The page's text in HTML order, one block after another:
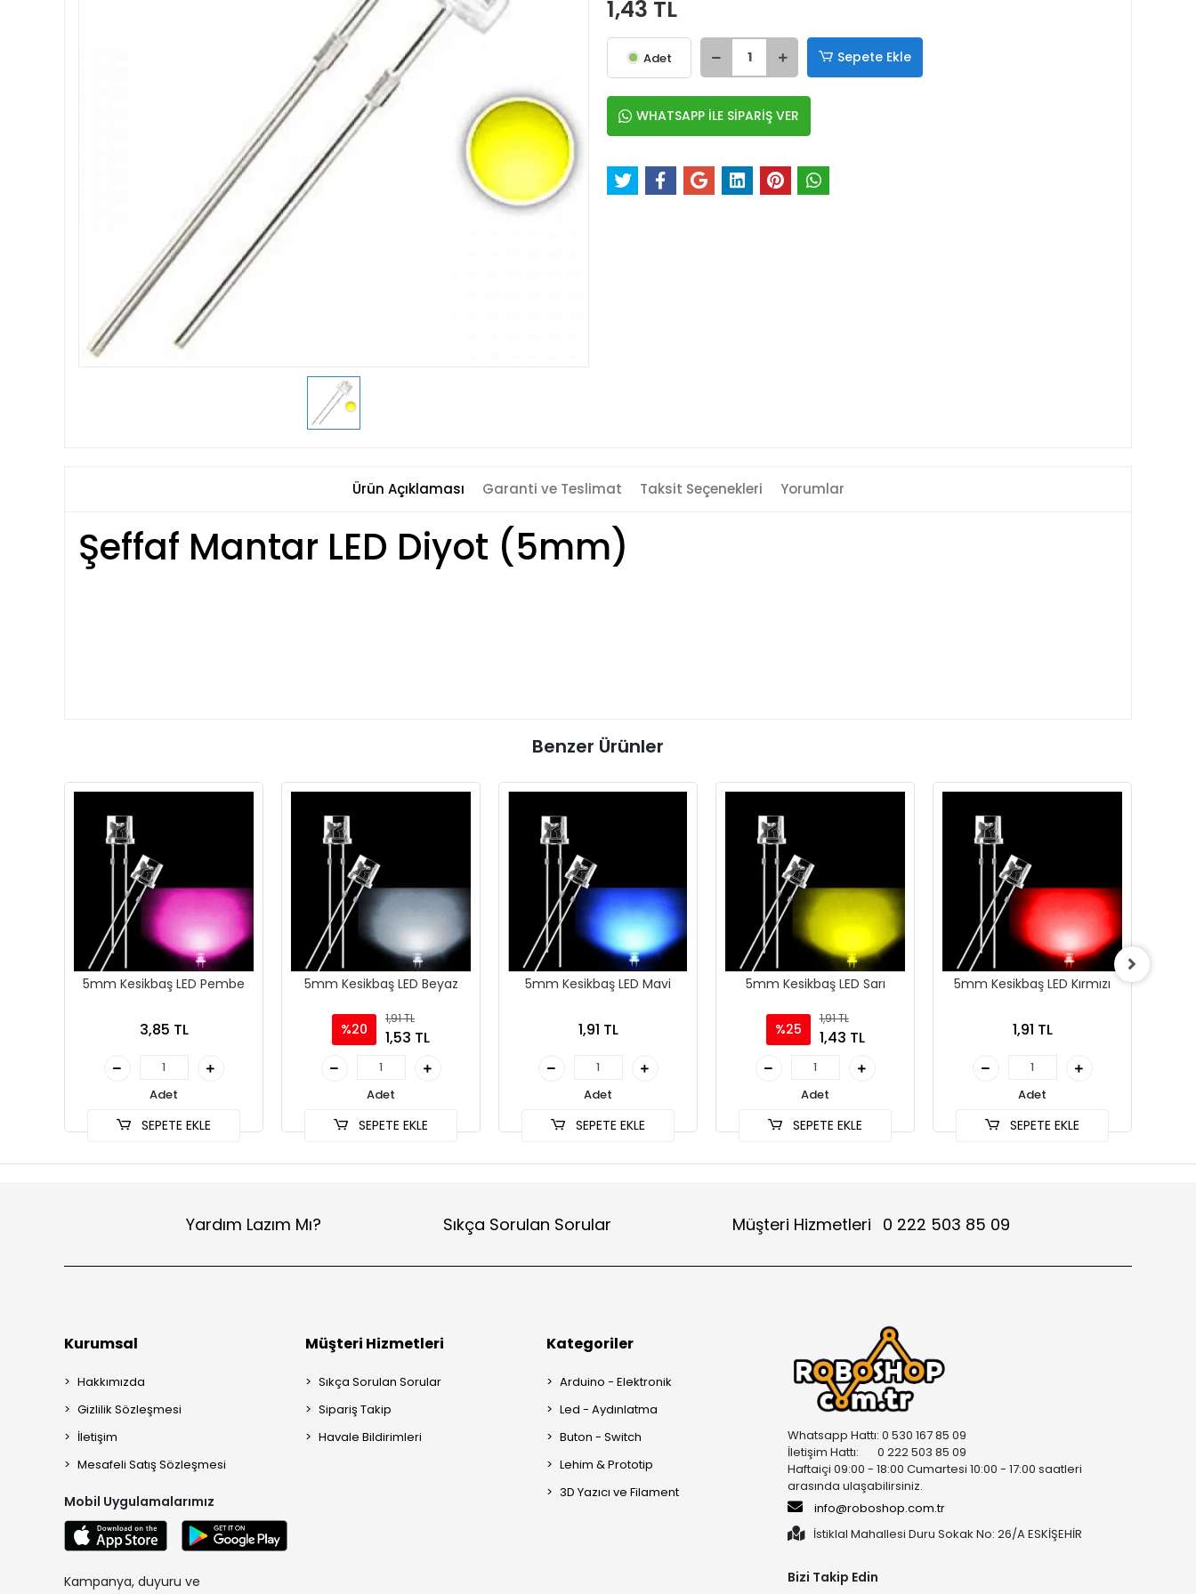
1,43 TL
Adet Sepete Ekle
WHATSAPP İLE SİPARİŞ VER
Ürün Açıklaması Garanti ve Teslimat Taksit Seçenekleri Yorumlar
Şeffaf Mantar LED Diyot (5mm)
Benzer Ürünler
5mm Kesikbaş LED Pembe
3,85 TL
Adet
SEPETE EKLE
5mm Kesikbaş LED Beyaz
%20
1,91 TL
1,53 TL
Adet
SEPETE EKLE
5mm Kesikbaş LED Mavi
1,91 TL
Adet
SEPETE EKLE
5mm Kesikbaş LED Sarı
%25
1,91 TL
1,43 TL
Adet
SEPETE EKLE
5mm Kesikbaş LED Kırmızı
1,91 TL
Adet
SEPETE EKLE
Yardım Lazım Mı? Sıkça Sorulan Sorular Müşteri Hizmetleri 0 222 503 85 09
Kurumsal
Hakkımızda
Gizlilik Sözleşmesi
İletişim
Mesafeli Satış Sözleşmesi
Mobil Uygulamalarımız
Kampanya, duyuru ve
Müşteri Hizmetleri
Sıkça Sorulan Sorular
Sipariş Takip
Havale Bildirimleri
Kategoriler
Arduino - Elektronik
Led - Aydınlatma
Buton - Switch
Lehim & Prototip
3D Yazıcı ve Filament
Whatsapp Hattı: 0 530 167 85 09
İletişim Hattı: 0 222 503 85 09
Haftaiçi 09:00 - 18:00 Cumartesi 10:00 - 17:00 saatleri
arasında ulaşabilirsiniz.
info@roboshop.com.tr
İstiklal Mahallesi Duru Sokak No: 26/A ESKİŞEHİR
Bizi Takip Edin